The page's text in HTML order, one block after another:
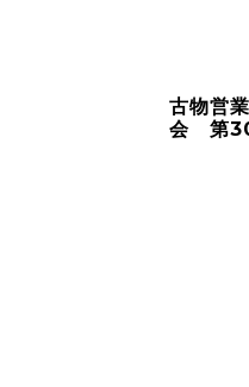
古物営
会 第